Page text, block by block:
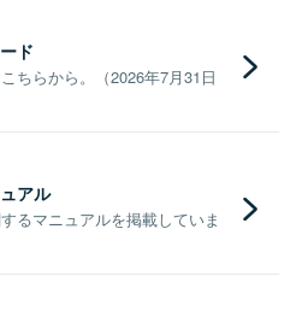
ド
ちらから。（2026年7月31日
アル
るマニュアルを掲載していま